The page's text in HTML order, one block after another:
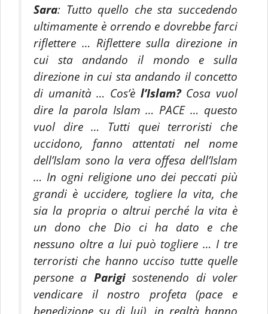
Sara: Tutto quello che sta succedendo
ultimamente è orrendo e dovrebbe farci
riflettere … Riflettere sulla direzione in
cui sta andando il mondo e sulla
direzione in cui sta andando il concetto
di umanità … Cos’è l’Islam?Cosa vuol
dire la parola Islam … PACE … questo
vuol dire … Tutti quei terroristi che
uccidono, fanno attentati nel nome
dell’Islam sono la vera offesa dell’Islam
… In ogni religione uno dei peccati più
grandi è uccidere, togliere la vita, che
sia la propria o altrui perché la vita è
un dono che Dio ci ha dato e che
nessuno oltre a lui può togliere … I tre
terroristi che hanno ucciso tutte quelle
persone a Parigisostenendo di voler
vendicare il nostro profeta (pace e
benedizione su di lui), in realtà hanno